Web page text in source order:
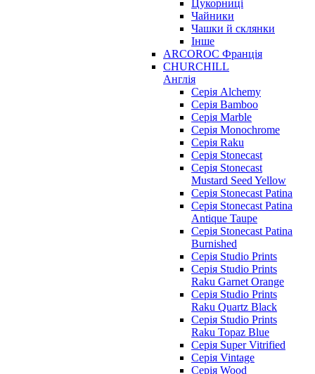
Цукорниці
Чайники
Чашки й склянки
Інше
ARCOROC Франція
CHURCHILL
Англія
Серія Alchemy
Серія Bamboo
Серія Marble
Серія Monochrome
Серія Raku
Серія Stonecast
Серія Stonecast
Mustard Seed Yellow
Серія Stonecast Patina
Серія Stonecast Patina
Antique Taupe
Серія Stonecast Patina
Burnished
Серія Studio Prints
Серія Studio Prints
Raku Garnet Orange
Серія Studio Prints
Raku Quartz Black
Серія Studio Prints
Raku Topaz Blue
Серія Super Vitrified
Серія Vintage
Серія Wood